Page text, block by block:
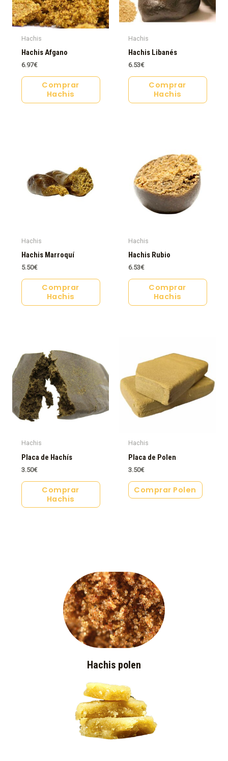
Hachis
Hachis Afgano
6.97€
Comprar
Hachis
Hachis
Hachis Libanés
6.53€
Comprar
Hachis
Hachis
Hachis Marroquí
5.50€
Comprar
Hachis
Hachis
Hachis Rubio
6.53€
Comprar
Hachis
Hachis
Placa de Hachís
3.50€
Comprar
Hachis
Hachis
Placa de Polen
3.50€
Comprar Polen
Hachis polen